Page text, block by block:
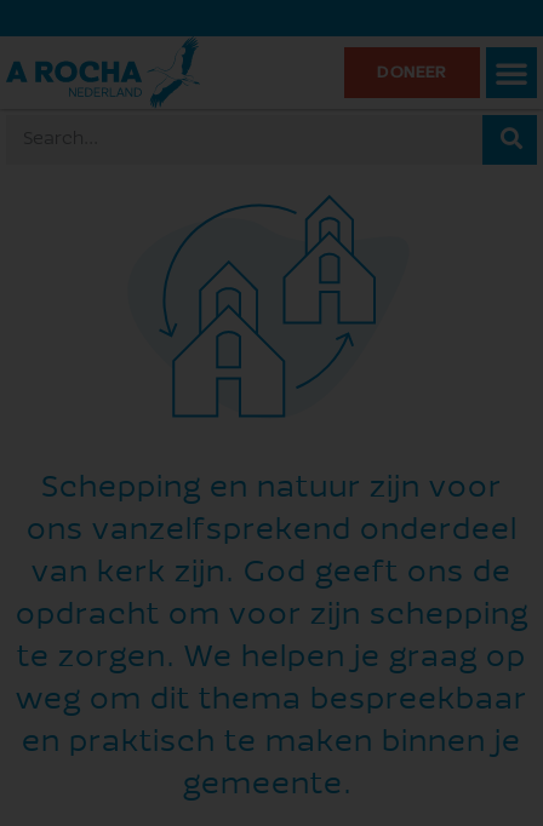
DONEER
Schepping en natuur zijn voor
ons vanzelfsprekend onderdeel
van kerk zijn. God geeft ons de
opdracht om voor zijn schepping
te zorgen. We helpen je graag op
weg om dit thema bespreekbaar
en praktisch te maken binnen je
gemeente.